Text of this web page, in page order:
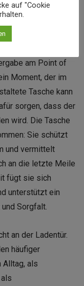
nicht nur in
entlang der
am Point of
Moment, der im
Tasche kann
sorgen, dass der
wird. Die Tasche
Sie schützt
und vermittelt
an die letzte Meile
fügt sie sich
unterstützt ein
Sorgfalt.
an der Ladentür.
häufiger
Alltag, als
auf "Cookie